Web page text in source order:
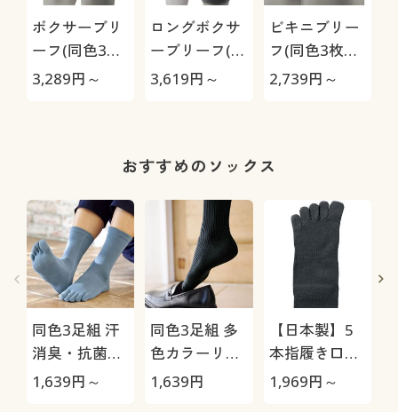
ボクサーブリ
ーフ(同色3枚
組・前開き)
3,289円～
ロングボクサ
ーブリーフ(同
色3枚組・前
3,619円～
ビキニブリー
フ(同色3枚
組・前とじ)
2,739円～
おすすめのソックス
同色3足組 汗
消臭・抗菌防
臭5本指ソッ
1,639円～
同色3足組 多
色カラーリブ
ソックス/男の
1,639円
【日本製】5
本指履き口ゆ
ったりソック
1,969円～